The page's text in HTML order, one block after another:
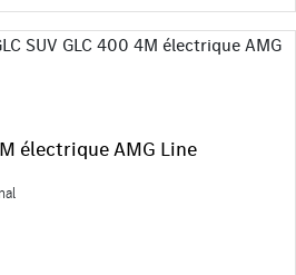
électrique AMG Line